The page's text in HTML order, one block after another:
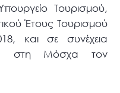
Τουρισμού,
Έτους Τουρισμού
και σε συνέχεια
στη Μόσχα τον